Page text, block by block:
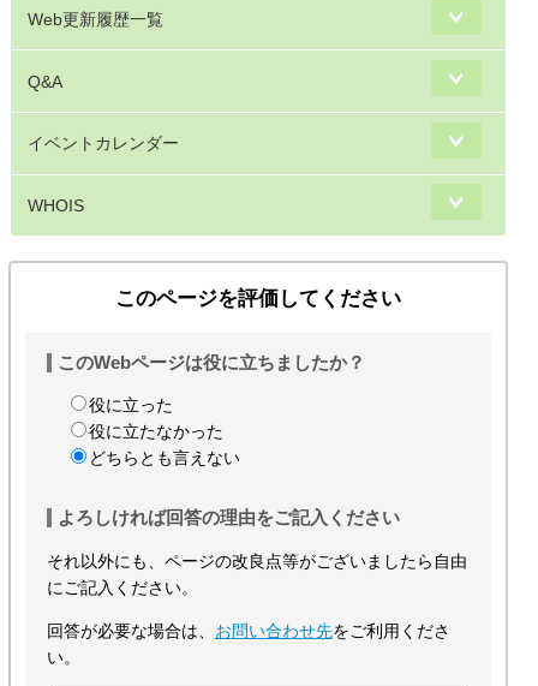
Web更新履歴一覧
Q&A
イベントカレンダー
WHOIS
このページを評価してください
このWebページは役に立ちましたか？
役に立った
役に立たなかった
どちらとも言えない
よろしければ回答の理由をご記入ください
それ以外にも、ページの改良点等がございましたら自由
にご記入ください。
回答が必要な場合は、 お問い合わせ先をご利用くださ
い。